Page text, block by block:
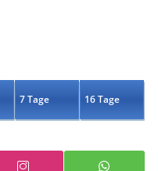
7 Tage 16 Tage